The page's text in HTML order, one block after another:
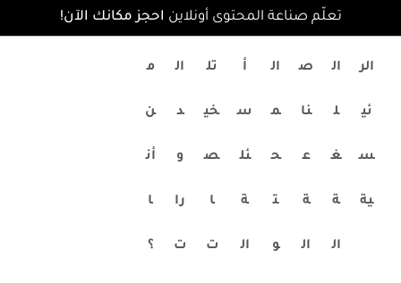
تعلّم صناعة المحتوى أونلاين احجز مكانك الآن!
الر
ئي
س
ية
ال
ل
غ
ة
ال
ص
نا
ع
ة
ال
ال
م
ح
ت
و
أ
س
ئل
ة
ال
تل
خي
ص
ا
ت
ال
د
و
را
ت
م
ن
أن
ا
؟